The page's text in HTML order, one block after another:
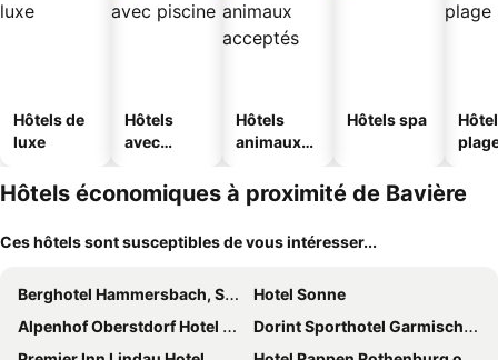
Hôtels de
luxe
Hôtels
avec
Hôtels
animaux
Hôtels spa
Hôtels économiques à proximité de Bavière
Ces hôtels sont susceptibles de vous intéresser...
Berghotel Hammersbach, Sure Hotel Collection by Best Western
Hotel Sonne
Alpenhof Oberstdorf Hotel & SPA, Signature Collection by BW
Dorint Sporthotel Garmisch-Partenkirchen